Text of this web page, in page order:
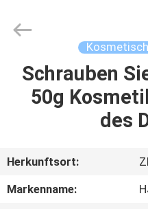
HAUS
ÜBER
UNS
Plastic
Reserved.Schrauben
50g
des
Herkunftsort:
Markenname: